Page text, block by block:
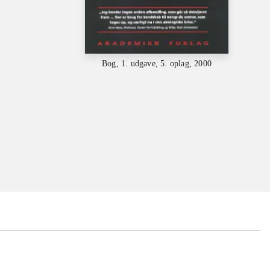
Bog, 1. udgave, 5. oplag, 2000